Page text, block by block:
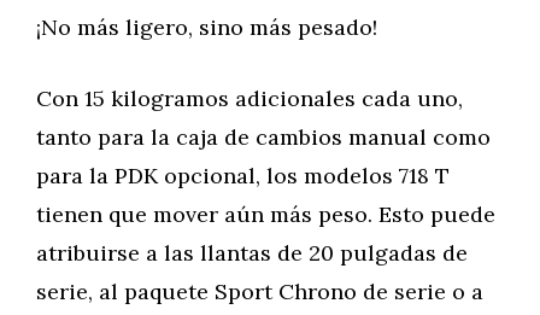
¡No más ligero, sino más pesado!
Con 15 kilogramos adicionales cada uno,
tanto para la caja de cambios manual como
para la PDK opcional, los modelos 718 T
tienen que mover aún más peso. Esto puede
atribuirse a las llantas de 20 pulgadas de
serie, al paquete Sport Chrono de serie o a